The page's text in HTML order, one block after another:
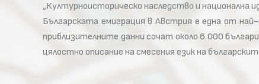
„Културноисторическо наследство и национална
Българската емиграция в Австрия е една от
приблизителните данни сочат около 6 000
цялостно описание на смесения език на